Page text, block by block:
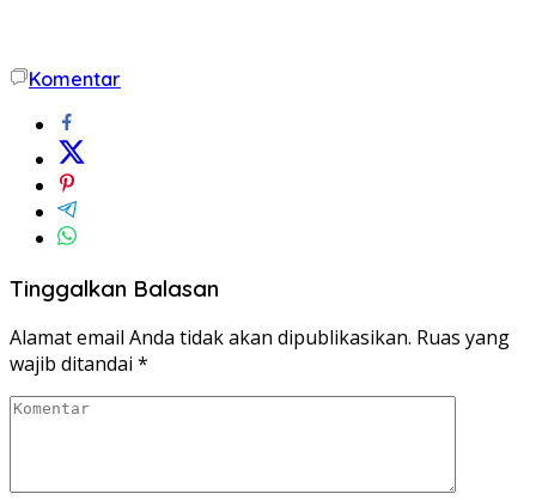
Komentar
Tinggalkan Balasan
Alamat email Anda tidak akan dipublikasikan. Ruas yang
wajib ditandai *